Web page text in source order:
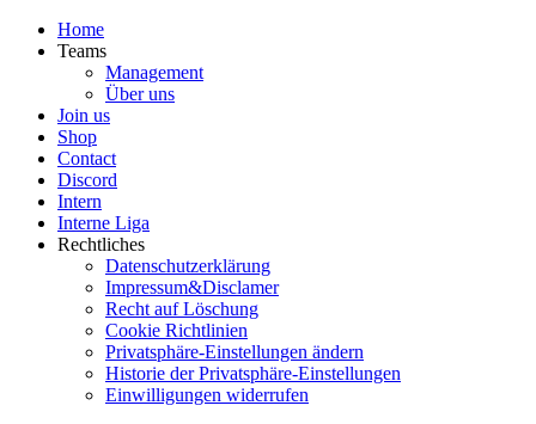
Home
Teams
Management
Über uns
Join us
Shop
Contact
Discord
Intern
Interne Liga
Rechtliches
Datenschutzerklärung
Impressum&Disclamer
Recht auf Löschung
Cookie Richtlinien
Privatsphäre-Einstellungen ändern
Historie der Privatsphäre-Einstellungen
Einwilligungen widerrufen